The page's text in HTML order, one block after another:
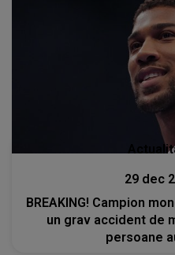
29 dec
BREAKING! Campion
un grav accident de
persoane